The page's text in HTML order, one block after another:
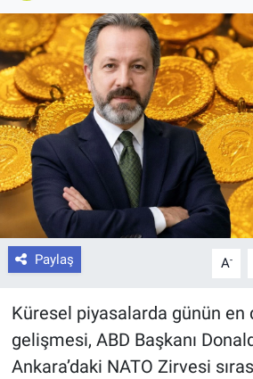
Paylaş A-
Küresel piyasalarda günün en
gelişmesi, ABD Başkanı
Ankara’daki NATO Zirvesi